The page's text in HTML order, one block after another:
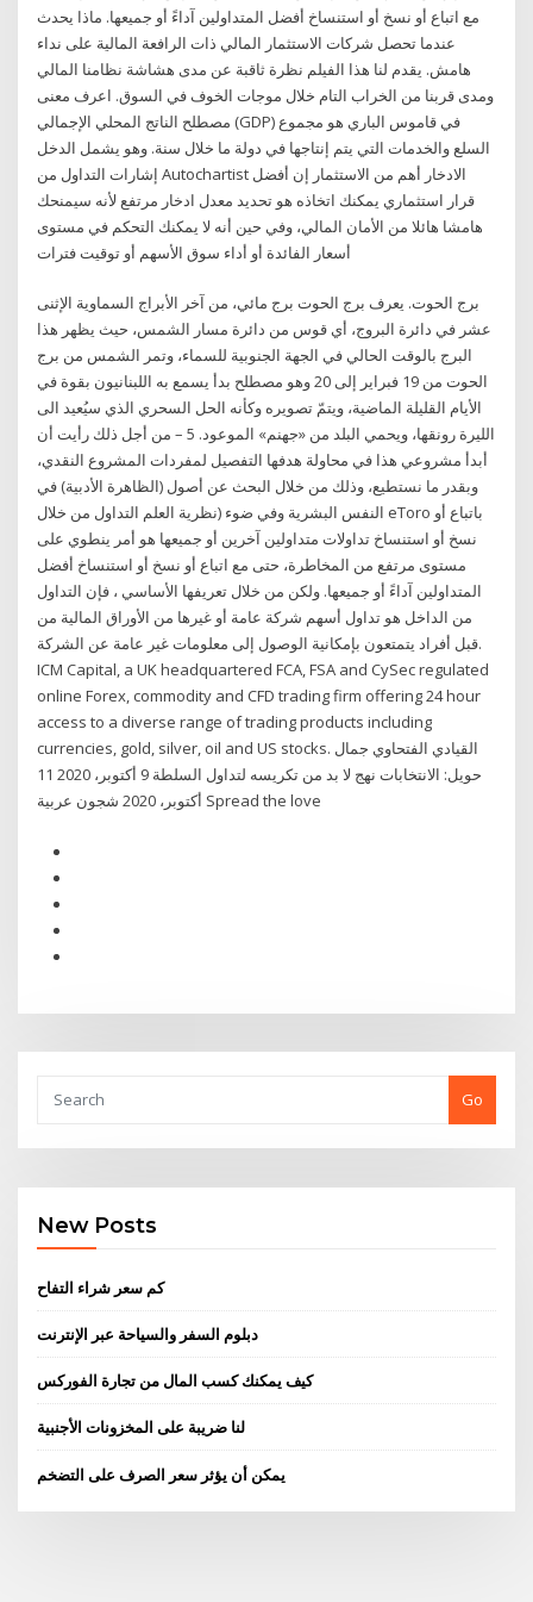
مع اتباع أو نسخ أو استنساخ أفضل المتداولين آداءً أو جميعها. ماذا يحدث
عندما تحصل شركات الاستثمار المالي ذات الرافعة المالية على نداء
هامش. يقدم لنا هذا الفيلم نظرة ثاقبة عن مدى هشاشة نظامنا المالي
ومدى قربنا من الخراب التام خلال موجات الخوف في السوق. اعرف معنى
مصطلح الناتج المحلي الإجمالي (GDP) في قاموس الباري هو مجموع
السلع والخدمات التي يتم إنتاجها في دولة ما خلال سنة. وهو يشمل الدخل
إشارات التداول من Autochartist الادخار أهم من الاستثمار إن أفضل
قرار استثماري يمكنك اتخاذه هو تحديد معدل ادخار مرتفع لأنه سيمنحك
هامشا هائلا من الأمان المالي، وفي حين أنه لا يمكنك التحكم في مستوى
أسعار الفائدة أو أداء سوق الأسهم أو توقيت فترات
برج الحوت. يعرف برج الحوت برج مائي، من آخر الأبراج السماوية الإثنى
عشر في دائرة البروج، أي قوس من دائرة مسار الشمس، حيث يظهر هذا
البرج بالوقت الحالي في الجهة الجنوبية للسماء، وتمر الشمس من برج
الحوت من 19 فبراير إلى 20 وهو مصطلح بدأ يسمع به اللبنانيون بقوة في
الأيام القليلة الماضية، ويتمّ تصويره وكأنه الحل السحري الذي سيُعيد الى
الليرة رونقها، ويحمي البلد من «جهنم» الموعود. 5 – من أجل ذلك رأيت أن
أبدأ مشروعي هذا في محاولة هدفها التفصيل لمفردات المشروع النقدي،
وبقدر ما نستطيع، وذلك من خلال البحث عن أصول (الظاهرة الأدبية) في
النفس البشرية وفي ضوء (نظرية العلم التداول من خلال eToro باتباع أو
نسخ أو استنساخ تداولات متداولين آخرين أو جميعها هو أمر ينطوي على
مستوى مرتفع من المخاطرة، حتى مع اتباع أو نسخ أو استنساخ أفضل
المتداولين آداءً أو جميعها. ولكن من خلال تعريفها الأساسي ، فإن التداول
من الداخل هو تداول أسهم شركة عامة أو غيرها من الأوراق المالية من
قبل أفراد يتمتعون بإمكانية الوصول إلى معلومات غير عامة عن الشركة.
ICM Capital, a UK headquartered FCA, FSA and CySec regulated
online Forex, commodity and CFD trading firm offering 24 hour
access to a diverse range of trading products including
currencies, gold, silver, oil and US stocks. القيادي الفتحاوي جمال
حويل: الانتخابات نهج لا بد من تكريسه لتداول السلطة 9 أكتوبر، 2020 11
أكتوبر، 2020 شجون عربية Spread the love
Go
New Posts
كم سعر شراء التفاح
دبلوم السفر والسياحة عبر الإنترنت
كيف يمكنك كسب المال من تجارة الفوركس
لنا ضريبة على المخزونات الأجنبية
يمكن أن يؤثر سعر الصرف على التضخم